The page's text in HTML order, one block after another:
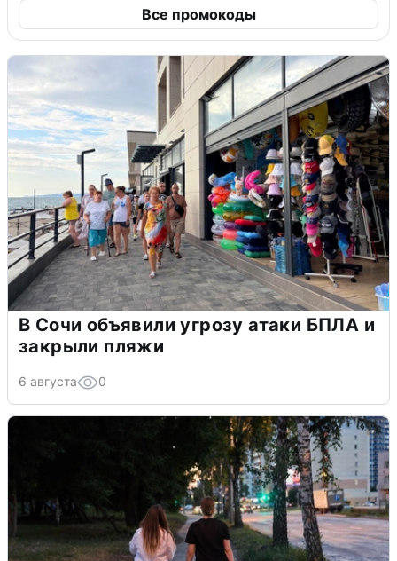
Все промокоды
В Сочи объявили угрозу атаки БПЛА и
закрыли пляжи
6 августа 0